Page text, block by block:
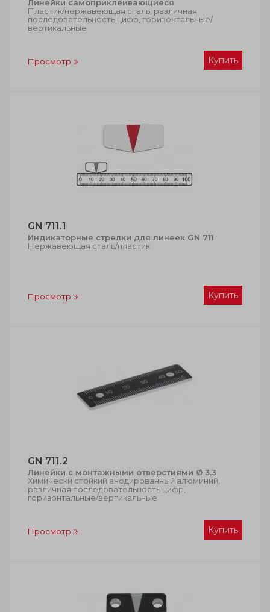
Линейки самоприклеивающиеся
Пластик/нержавеющая сталь, различная
последовательность цифр, горизонтальные/
вертикальные
Просмотр Купить
GN 711.1
Индикаторные стрелки для линеек GN 711
Нержавеющая сталь/пластик
Просмотр Купить
GN 711.2
Линейки с монтажными отверстиями Ø 3,3
Химически стойкий анодированный алюминий,
различная последовательность цифр,
горизонтальные/вертикальные
Просмотр Купить